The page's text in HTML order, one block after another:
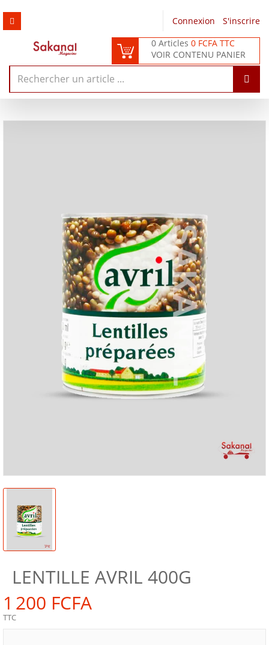
Connexion
S'inscrire
0 Articles0 FCFA TTC
VOIR CONTENU PANIER
LENTILLE AVRIL 400G
1 200 FCFA
TTC